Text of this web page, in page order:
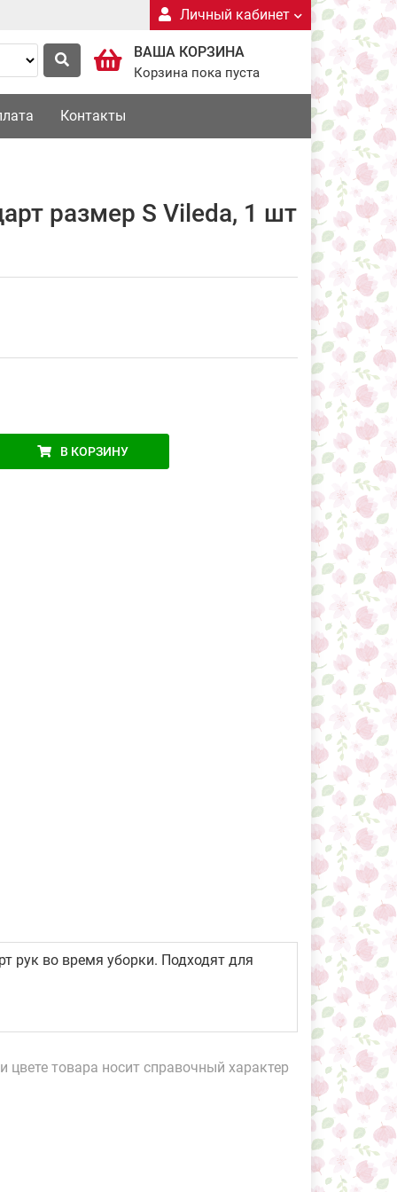
Личный кабинет
ВАША КОРЗИНА
Корзина пока пуста
Контакты
размер S Vileda, 1 шт
В КОРЗИНУ
рук во время уборки. Подходят для
цвете товара носит справочный характер